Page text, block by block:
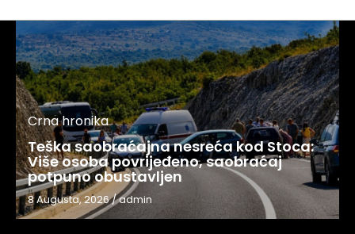
Crna hronika
Teška saobraćajna nesreća kod Stoca:
Više osoba povrijeđeno, saobraćaj
potpuno obustavljen
8 Augusta, 2026/admin